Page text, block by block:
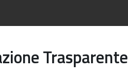
Trasparente